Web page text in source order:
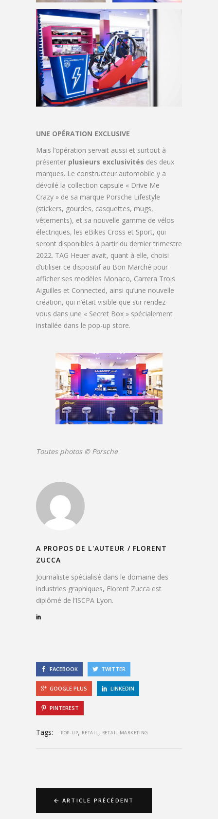
UNE OPÉRATION EXCLUSIVE
Mais l’opération servait aussi et surtout à
présenter plusieurs exclusivités des deux
marques. Le constructeur automobile y a
dévoilé la collection capsule « Drive Me
Crazy » de sa marque Porsche Lifestyle
(stickers, gourdes, casquettes, mugs,
vêtements), et sa nouvelle gamme de vélos
électriques, les eBikes Cross et Sport, qui
seront disponibles à partir du dernier trimestre
2022. TAG Heuer avait, quant à elle, choisi
d’utiliser ce dispositif au Bon Marché pour
afficher ses modèles Monaco, Carrera Trois
Aiguilles et Connected, ainsi qu’une nouvelle
création, qui n’était visible que sur rendez-
vous dans une « Secret Box » spécialement
installée dans le pop-up store.
Toutes photos © Porsche
A PROPOS DE L'AUTEUR / FLORENT
ZUCCA
Journaliste spécialisé dans le domaine des
industries graphiques, Florent Zucca est
diplômé de l’ISCPA Lyon.
FACEBOOK TWITTER
GOOGLE PLUS LINKEDIN
PINTEREST
Tags: POP-UP, RETAIL, RETAIL MARKETING
ARTICLE PRÉCÉDENT